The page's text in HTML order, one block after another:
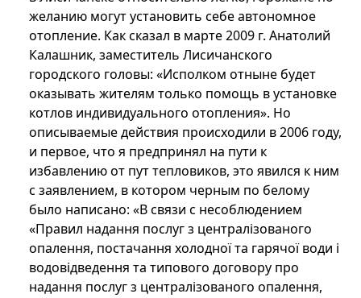
желанию могут установить себе автономное
отопление. Как сказал в марте 2009 г. Анатолий
Калашник, заместитель Лисичанского
городского головы: «Исполком отныне будет
оказывать жителям только помощь в установке
котлов индивидуального отопления». Но
описываемые действия происходили в 2006 году,
и первое, что я предпринял на пути к
избавлению от пут тепловиков, это явился к ним
с заявлением, в котором черным по белому
было написано: «В связи с несоблюдением
«Правил надання послуг з централізованого
опалення, постачання холодної та гарячої води і
водовідведення та типового договору про
надання послуг з централізованого опалення,